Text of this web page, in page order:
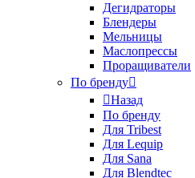
Дегидраторы
Блендеры
Мельницы
Маслопрессы
Проращиватели
По бренду
Назад
По бренду
Для Tribest
Для Lequip
Для Sana
Для Blendtec